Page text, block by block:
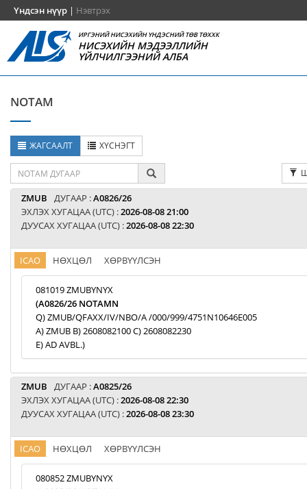
Үндсэн нүүр | Нэвтрэх
ИРГЭНИЙ НИСЭХИЙН ҮНДЭСНИЙ ТӨВ ТӨХХК
НИСЭХИЙН МЭДЭЭЛЛИЙН
ҮЙЛЧИЛГЭЭНИЙ АЛБА
NOTAM
ЖАГСААЛТ ХҮСНЭГТ
ZMUB ДУГААР :A0826/26
ЭХЛЭХ ХУГАЦАА (UTC) :2026-08-08 21:00
ДУУСАХ ХУГАЦАА (UTC) :2026-08-08 22:30
ICAO НӨХЦӨЛ ХӨРВҮҮЛСЭН
081019 ZMUBYNYX
(A0826/26 NOTAMN
Q) ZMUB/QFAXX/IV/NBO/A /000/999/4751N10646E005
A) ZMUB B) 2608082100 C) 2608082230
E) AD AVBL.)
ZMUB ДУГААР :A0825/26
ЭХЛЭХ ХУГАЦАА (UTC) :2026-08-08 22:30
ДУУСАХ ХУГАЦАА (UTC) :2026-08-08 23:30
ICAO НӨХЦӨЛ ХӨРВҮҮЛСЭН
080852 ZMUBYNYX